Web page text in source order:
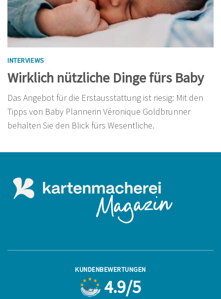
INTERVIEWS
Wirklich nützliche Dinge fürs Baby
Das Angebot für die Erstausstattung ist riesig: Mit den
Tipps von Baby Plannerin Véronique Goldbrunner
behalten Sie den Blick fürs Wesentliche.
KUNDENBEWERTUNGEN
4.9/5